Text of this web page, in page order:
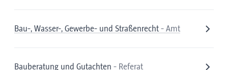
Bau-, Wasser-, Gewerbe- und Straßenrecht- Amt
Bauberatung und Gutachten - Referat